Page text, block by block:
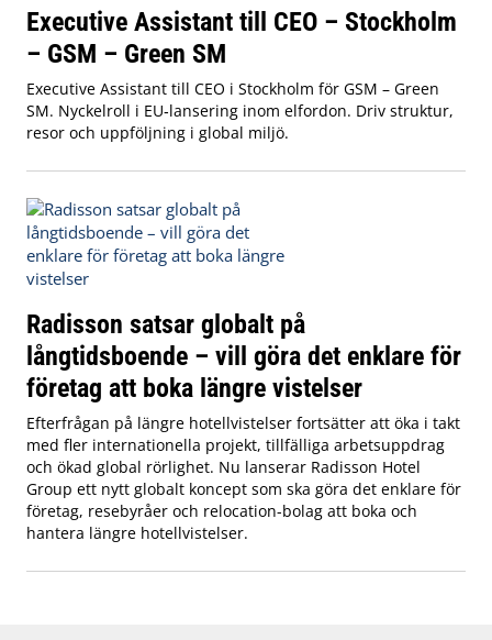
Executive Assistant till CEO – Stockholm
– GSM – Green SM
Executive Assistant till CEO i Stockholm för GSM – Green
SM. Nyckelroll i EU‑lansering inom elfordon. Driv struktur,
resor och uppföljning i global miljö.
Radisson satsar globalt på
långtidsboende – vill göra det enklare för
företag att boka längre vistelser
Efterfrågan på längre hotellvistelser fortsätter att öka i takt
med fler internationella projekt, tillfälliga arbetsuppdrag
och ökad global rörlighet. Nu lanserar Radisson Hotel
Group ett nytt globalt koncept som ska göra det enklare för
företag, resebyråer och relocation-bolag att boka och
hantera längre hotellvistelser.